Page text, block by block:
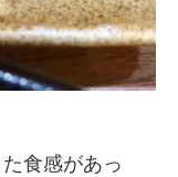
食感があっ